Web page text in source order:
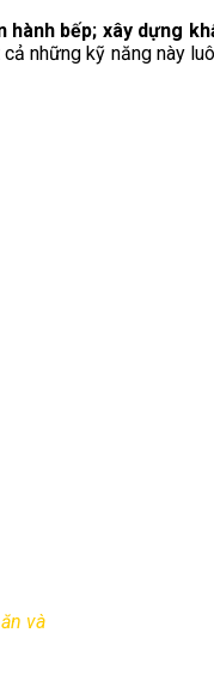
hành bếp; xây dựng
cả những kỹ năng này
và